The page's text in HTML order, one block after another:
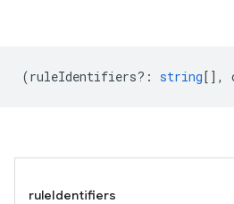
(ruleIdentifiers? : string[],
ruleIdentifiers